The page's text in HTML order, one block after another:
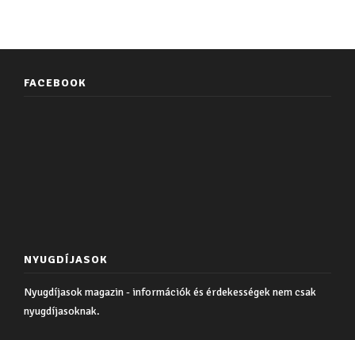
FACEBOOK
NYUGDÍJASOK
Nyugdíjasok magazin - információk és érdekességek nem csak
nyugdíjasoknak.